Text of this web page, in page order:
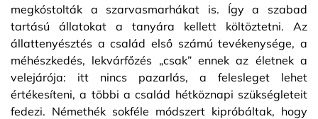
megkóstolták a szarvasmarhákat is. Így a szabad
tartású állatokat a tanyára kellett költöztetni. Az
állattenyésztés a család első számú tevékenysége, a
méhészkedés, lekvárfőzés „csak” ennek az életnek a
velejárója: itt nincs pazarlás, a felesleget lehet
értékesíteni, a többi a család hétköznapi szükségleteit
fedezi. Némethék sokféle módszert kipróbáltak, hogy